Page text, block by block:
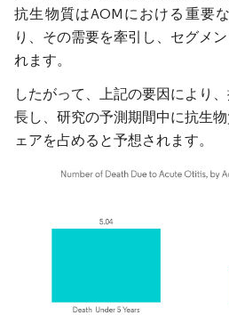
抗生物質はAOMにおける重要
り、その需要を牽引し、セグメ
れます。
したがって、上記の要因により
長し、研究の予測期間中に抗生
ェアを占めると予想されます。